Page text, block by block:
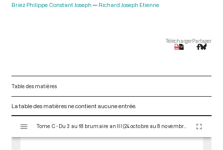
Briez Philippe Constant Joseph Richard Joseph Etienne
TéléchargerPartager
Table des matières
La table des matières ne contient aucune entrée.
s